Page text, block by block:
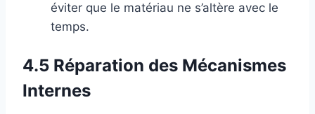
éviter que le matériau ne s’altère avec le
temps.
4.5 Réparation des Mécanismes
Internes